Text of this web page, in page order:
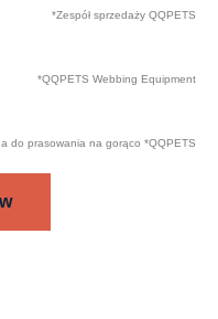
*Zespół sprzedaży QQPETS
*QQPETS Webbing Equipment
do prasowania na gorąco *QQPETS